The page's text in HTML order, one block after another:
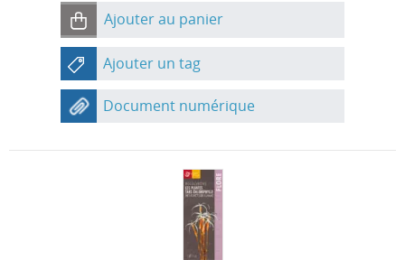
Ajouter au panier
Ajouter un tag
Document numérique